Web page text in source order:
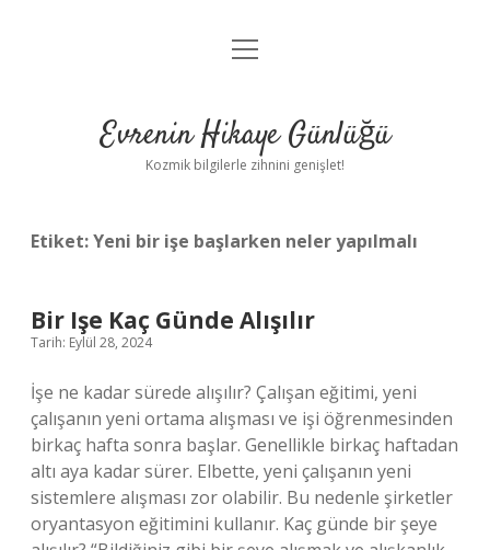
Anasayfa
Yasal Uyarı
menüyü
Evrenin Hikaye Günlüğü
Kozmik bilgilerle zihnini genişlet!
Etiket:Yeni bir işe başlarken neler yapılmalı
Bir Işe Kaç Günde Alışılır
Tarih: Eylül 28, 2024
İşe ne kadar sürede alışılır? Çalışan eğitimi, yeni
çalışanın yeni ortama alışması ve işi öğrenmesinden
birkaç hafta sonra başlar. Genellikle birkaç haftadan
altı aya kadar sürer. Elbette, yeni çalışanın yeni
sistemlere alışması zor olabilir. Bu nedenle şirketler
oryantasyon eğitimini kullanır. Kaç günde bir şeye